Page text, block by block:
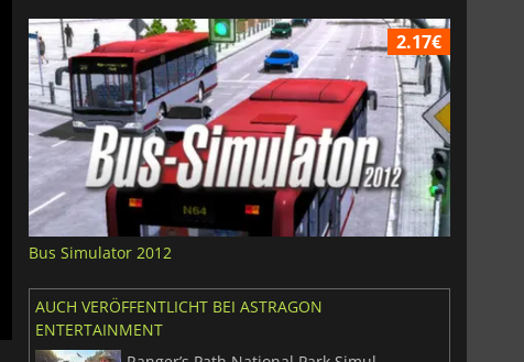
2.17€
Bus Simulator 2012
AUCH VERÖFFENTLICHT BEI ASTRAGON
ENTERTAINMENT